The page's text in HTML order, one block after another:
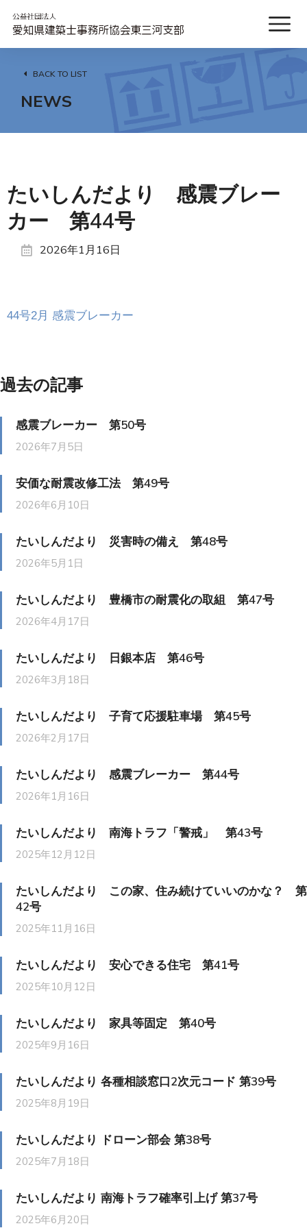
BACK TO LIST
NEWS
たいしんだより 感震ブレー
カー 第44号
2026年1月16日
44号2月 感震ブレーカー
過去の記事
感震ブレーカー 第50号
2026年7月5日
安価な耐震改修工法 第49号
2026年6月10日
たいしんだより 災害時の備え 第48号
2026年5月1日
たいしんだより 豊橋市の耐震化の取組 第47号
2026年4月17日
たいしんだより 日銀本店 第46号
2026年3月18日
たいしんだより 子育て応援駐車場 第45号
2026年2月17日
たいしんだより 感震ブレーカー 第44号
2026年1月16日
たいしんだより 南海トラフ「警戒」 第43号
2025年12月12日
たいしんだより この家、住み続けていいのかな？ 第
42号
2025年11月16日
たいしんだより 安心できる住宅 第41号
2025年10月12日
たいしんだより 家具等固定 第40号
2025年9月16日
たいしんだより 各種相談窓口2次元コード 第39号
2025年8月19日
たいしんだより ドローン部会 第38号
2025年7月18日
たいしんだより 南海トラフ確率引上げ 第37号
2025年6月20日